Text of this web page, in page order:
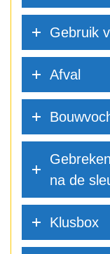
Gebruik
Afval
na de
Klusbox